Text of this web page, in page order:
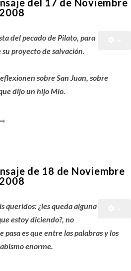
del pecado de Pilato, para
proyecto de salvación.
sobre San Juan, sobre
dijo un hijo Mío.
de 18 de Noviembre
queridos: ¿les queda alguna
estoy diciendo?, no
pasa es que entre las palabras y los
enorme.